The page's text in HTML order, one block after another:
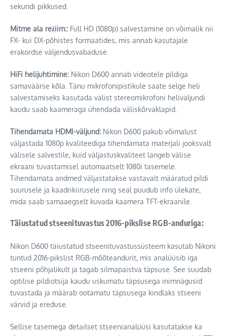
sekundi pikkused.
Mitme ala režiim:: Full HD (1080p) salvestamine on võimalik nii
FX- kui DX-põhistes formaatides, mis annab kasutajale
erakordse väljendusvabaduse.
HiFi helijuhtimine: Nikon D600 annab videotele pildiga
samaväärse kõla. Tänu mikrofonipistikule saate selge heli
salvestamiseks kasutada välist stereomikrofoni heliväljundi
kaudu saab kaameraga ühendada väliskõrvaklapid.
Tihendamata HDMI-väljund: Nikon D600 pakub võimalust
väljastada 1080p kvaliteediga tihendamata materjali jooksvalt
välisele salvestile, kuid väljastuskvaliteet langeb välise
ekraani tuvastamisel automaatselt 1080i tasemele.
Tihendamata andmed väljastatakse vastavalt määratud pildi
suurusele ja kaadrikiirusele ning seal puudub info ülekate,
mida saab samaaegselt kuvada kaamera TFT-ekraanile.
Täiustatud stseenituvastus 2016-pikslise RGB-anduriga:
Nikon D600 täiustatud stseenituvastussüsteem kasutab Nikoni
tuntud 2016-pikslist RGB-mõõteandurit, mis analüüsib iga
stseeni põhjalikult ja tagab silmapaistva täpsuse. See suudab
optilise pildiotsija kaudu uskumatu täpsusega inimnägusid
tuvastada ja määrab ootamatu täpsusega kindlaks stseeni
värvid ja ereduse.
Sellise tasemega detailset stseenianalüüsi kasutatakse ka